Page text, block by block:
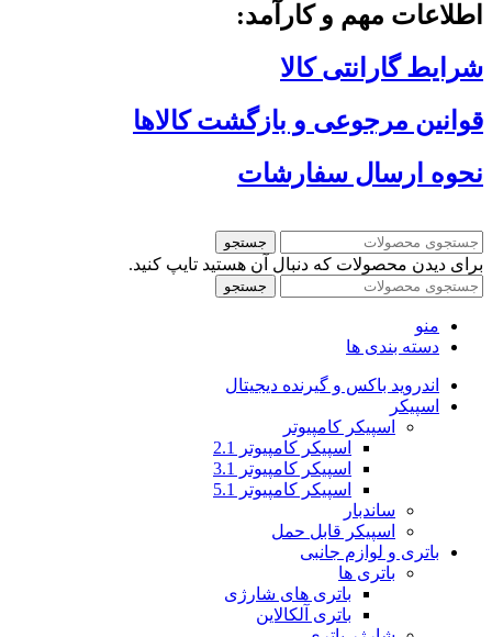
اطلاعات مهم و کارآمد:
شرایط گارانتی کالا
قوانین مرجوعی و بازگشت کالاها
نحوه ارسال سفارشات
جستجو
برای دیدن محصولات که دنبال آن هستید تایپ کنید.
جستجو
منو
دسته بندی ها
اندروید باکس و گیرنده دیجیتال
اسپیکر
اسپیکر کامپیوتر
اسپیکر کامپیوتر 2.1
اسپیکر کامپیوتر 3.1
اسپیکر کامپیوتر 5.1
ساندبار
اسپیکر قابل حمل
باتری و لوازم جانبی
باتری ها
باتری های شارژی
باتری آلکالاین